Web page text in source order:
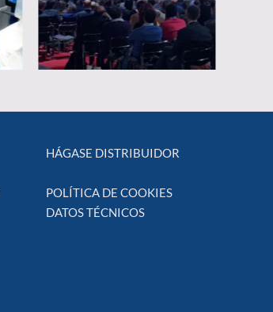
HÁGASE DISTRIBUIDOR
POLÍTICA DE COOKIES
DATOS TÉCNICOS